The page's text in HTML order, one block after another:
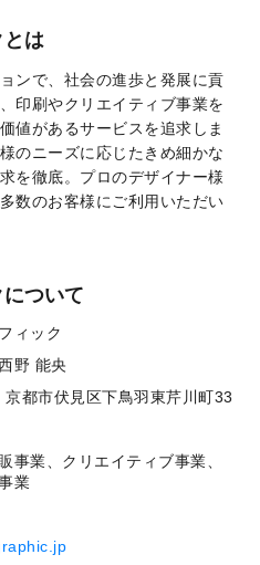
は
ンで、社会の進歩と発展に貢
印刷やクリエイティブ事業を
値があるサービスを追求しま
のニーズに応じたきめ細かな
を徹底。プロのデザイナー様
数のお客様にご利用いただい
ついて
ィック
野 能央
都市伏見区下鳥羽東芹川町33
事業、クリエイティブ事業、
業